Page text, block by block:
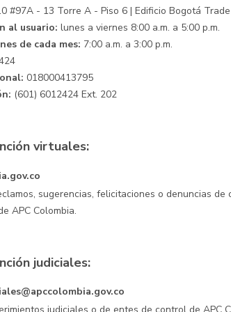
#97A - 13 Torre A - Piso 6 | Edificio Bogotá
al usuario: lunes a viernes 8:00 a.m. a 5:00 p.m.
de cada mes: 7:00 a.m. a 3:00 p.m.
018000413795
(601) 6012424 Ext. 202
virtuales:
sugerencias, felicitaciones o denuncias
APC Colombia.
judiciales: